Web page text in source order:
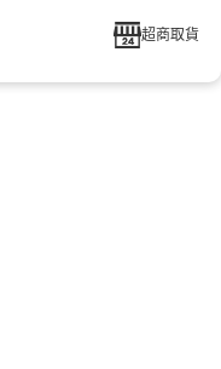
超商取貨